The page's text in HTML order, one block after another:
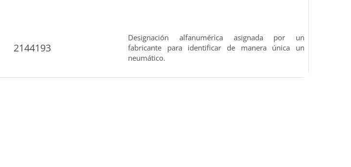
2144193
Designación alfanumérica asignada por un
fabricante para identificar de manera única un
neumático.